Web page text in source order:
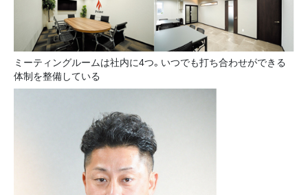
ミーティングルームは社内に4つ。いつでも打ち合わせができる
体制を整備している